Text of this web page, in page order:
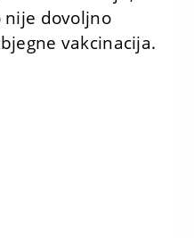
nije dovoljno
vakcinacija.